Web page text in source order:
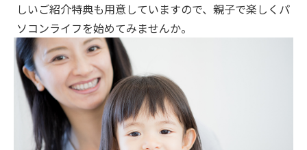
しいご紹介特典も用意していますので、親子で楽しくパ
ソコンライフを始めてみませんか。